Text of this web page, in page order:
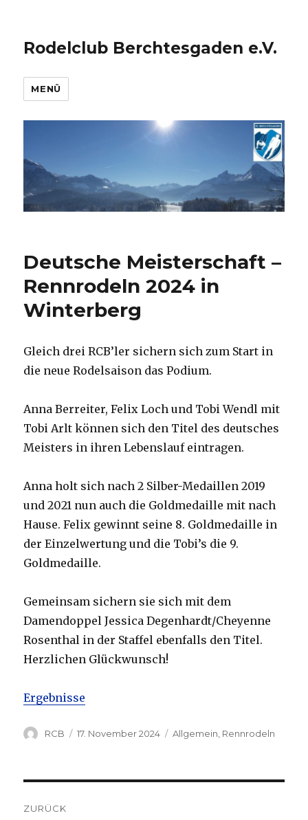
Rodelclub Berchtesgaden e.V.
MENÜ
Deutsche Meisterschaft –
Rennrodeln 2024 in
Winterberg
Gleich drei RCB’ler sichern sich zum Start in
die neue Rodelsaison das Podium.
Anna Berreiter, Felix Loch und Tobi Wendl mit
Tobi Arlt können sich den Titel des deutsches
Meisters in ihren Lebenslauf eintragen.
Anna holt sich nach 2 Silber-Medaillen 2019
und 2021 nun auch die Goldmedaille mit nach
Hause. Felix gewinnt seine 8. Goldmedaille in
der Einzelwertung und die Tobi’s die 9.
Goldmedaille.
Gemeinsam sichern sie sich mit dem
Damendoppel Jessica Degenhardt/Cheyenne
Rosenthal in der Staffel ebenfalls den Titel.
Herzlichen Glückwunsch!
Ergebnisse
Autor
RCB
Veröffentlicht
17. November 2024 Kategorien
Allgemein, Rennrodeln
ZURÜCK